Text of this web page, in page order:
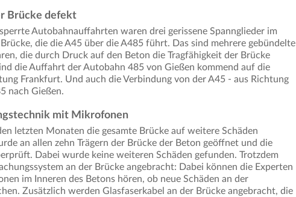
Brücke defekt
Autobahnauffahrten waren drei gerissene Spannglieder im
die die A45 über die A485 führt. Das sind mehrere gebündelte
die durch Druck auf den Beton die Tragfähigkeit der Brücke
die Auffahrt der Autobahn 485 von Gießen kommend auf die
Frankfurt. Und auch die Verbindung von der A45 - aus Richtung
nach Gießen.
mit Mikrofonen
letzten Monaten die gesamte Brücke auf weitere Schäden
an allen zehn Trägern der Brücke der Beton geöffnet und die
Dabei wurde keine weiteren Schäden gefunden. Trotzdem
an der Brücke angebracht: Dabei können die Experten
im Inneren des Betons hören, ob neue Schäden an der
Zusätzlich werden Glasfaserkabel an der Brücke angebracht, die